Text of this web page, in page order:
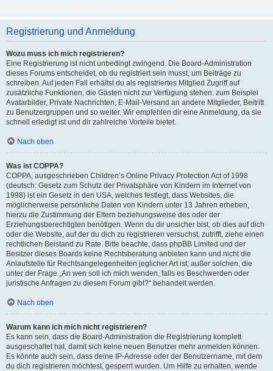
Registrierung und Anmeldung
Wozu muss ich mich registrieren?
Eine Registrierung ist nicht unbedingt zwingend. Die Board-Administration
dieses Forums entscheidet, ob du registriert sein musst, um Beiträge zu
schreiben. Auf jeden Fall erhältst du als registriertes Mitglied Zugriff auf
zusätzliche Funktionen, die Gästen nicht zur Verfügung stehen: zum Beispiel
Avatarbilder, Private Nachrichten, E-Mail-Versand an andere Mitglieder, Beitritt
zu Benutzergruppen und so weiter. Wir empfehlen dir eine Anmeldung, da sie
schnell erledigt ist und dir zahlreiche Vorteile bietet.
Nach oben
Was ist COPPA?
COPPA, ausgeschrieben Children’s Online Privacy Protection Act of 1998
(deutsch: Gesetz zum Schutz der Privatsphäre von Kindern im Internet von
1998) ist ein Gesetz in den USA, welches festlegt, dass Websites, die
möglicherweise persönliche Daten von Kindern unter 13 Jahren erheben,
hierzu die Zustimmung der Eltern beziehungsweise des oder der
Erziehungsberechtigten benötigen. Wenn du dir unsicher bist, ob dies auf dich
oder die Website, auf der du dich zu registrieren versuchst, zutrifft, ziehe einen
rechtlichen Beistand zu Rate. Bitte beachte, dass phpBB Limited und der
Besitzer dieses Boards keine Rechtsberatung anbieten kann und nicht die
Anlaufstelle für Rechtsangelegenheiten jeglicher Art ist; außer solchen, die
unter der Frage „An wen soll ich mich wenden, falls es Beschwerden oder
juristische Anfragen zu diesem Forum gibt?“ behandelt werden.
Nach oben
Warum kann ich mich nicht registrieren?
Es kann sein, dass die Board-Administration die Registrierung komplett
ausgeschaltet hat, damit sich keine neuen Benutzer mehr anmelden können.
Es könnte auch sein, dass deine IP-Adresse oder der Benutzername, mit dem
du dich registrieren möchtest, gesperrt wurden. Um Hilfe zu erhalten, wende